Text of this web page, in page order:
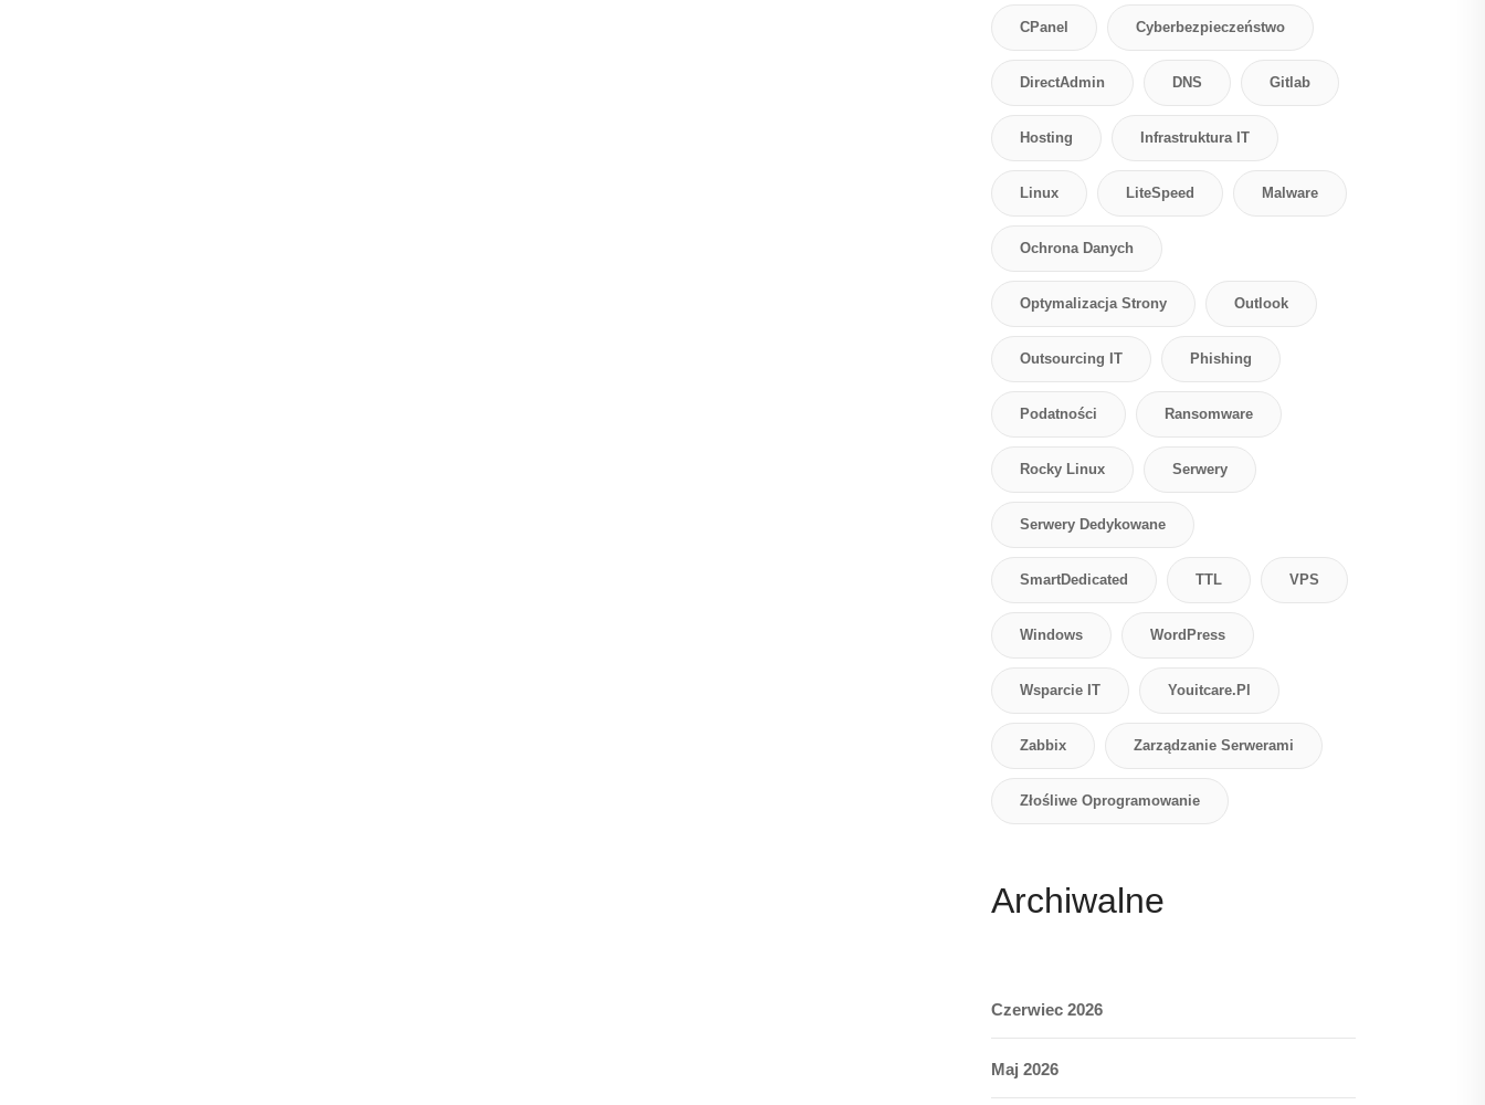
CPanel Cyberbezpieczeństwo
DirectAdmin DNS Gitlab
Hosting Infrastruktura IT
Linux LiteSpeed Malware
Ochrona Danych
Optymalizacja Strony Outlook
Outsourcing IT Phishing
Podatności Ransomware
Rocky Linux Serwery
Serwery Dedykowane
SmartDedicated TTL VPS
Windows WordPress
Wsparcie IT Youitcare.pl
Zabbix Zarządzanie Serwerami
Złośliwe Oprogramowanie
Archiwalne
Czerwiec 2026
Maj 2026